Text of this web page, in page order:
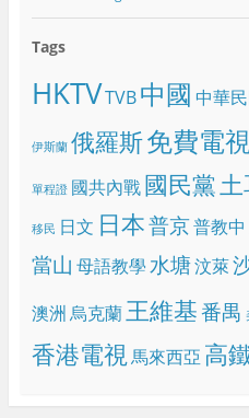
Tags
HKTVTVB 中國 中華
伊斯蘭 俄羅斯免費電
單程證 國共內戰 國民黨
移民 日文 日本普京普教中
當山 母語教學水塘汶萊
澳洲烏克蘭王維基番禺
香港電視馬來西亞 高